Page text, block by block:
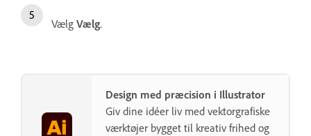
Vælg Vælg.
Design med præcision i Illustrator
Giv dine idéer liv med vektorgrafiske
værktøjer bygget til kreativ frihed og